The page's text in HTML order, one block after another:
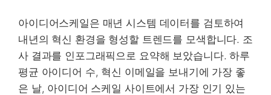
아이디어스케일은 매년 시스템 데이터를 검토하여
내년의 혁신 환경을 형성할 트렌드를 모색합니다. 조
사 결과를 인포그래픽으로 요약해 보았습니다. 하루
평균 아이디어 수, 혁신 이메일을 보내기에 가장 좋
은 날, 아이디어 스케일 사이트에서 가장 인기 있는